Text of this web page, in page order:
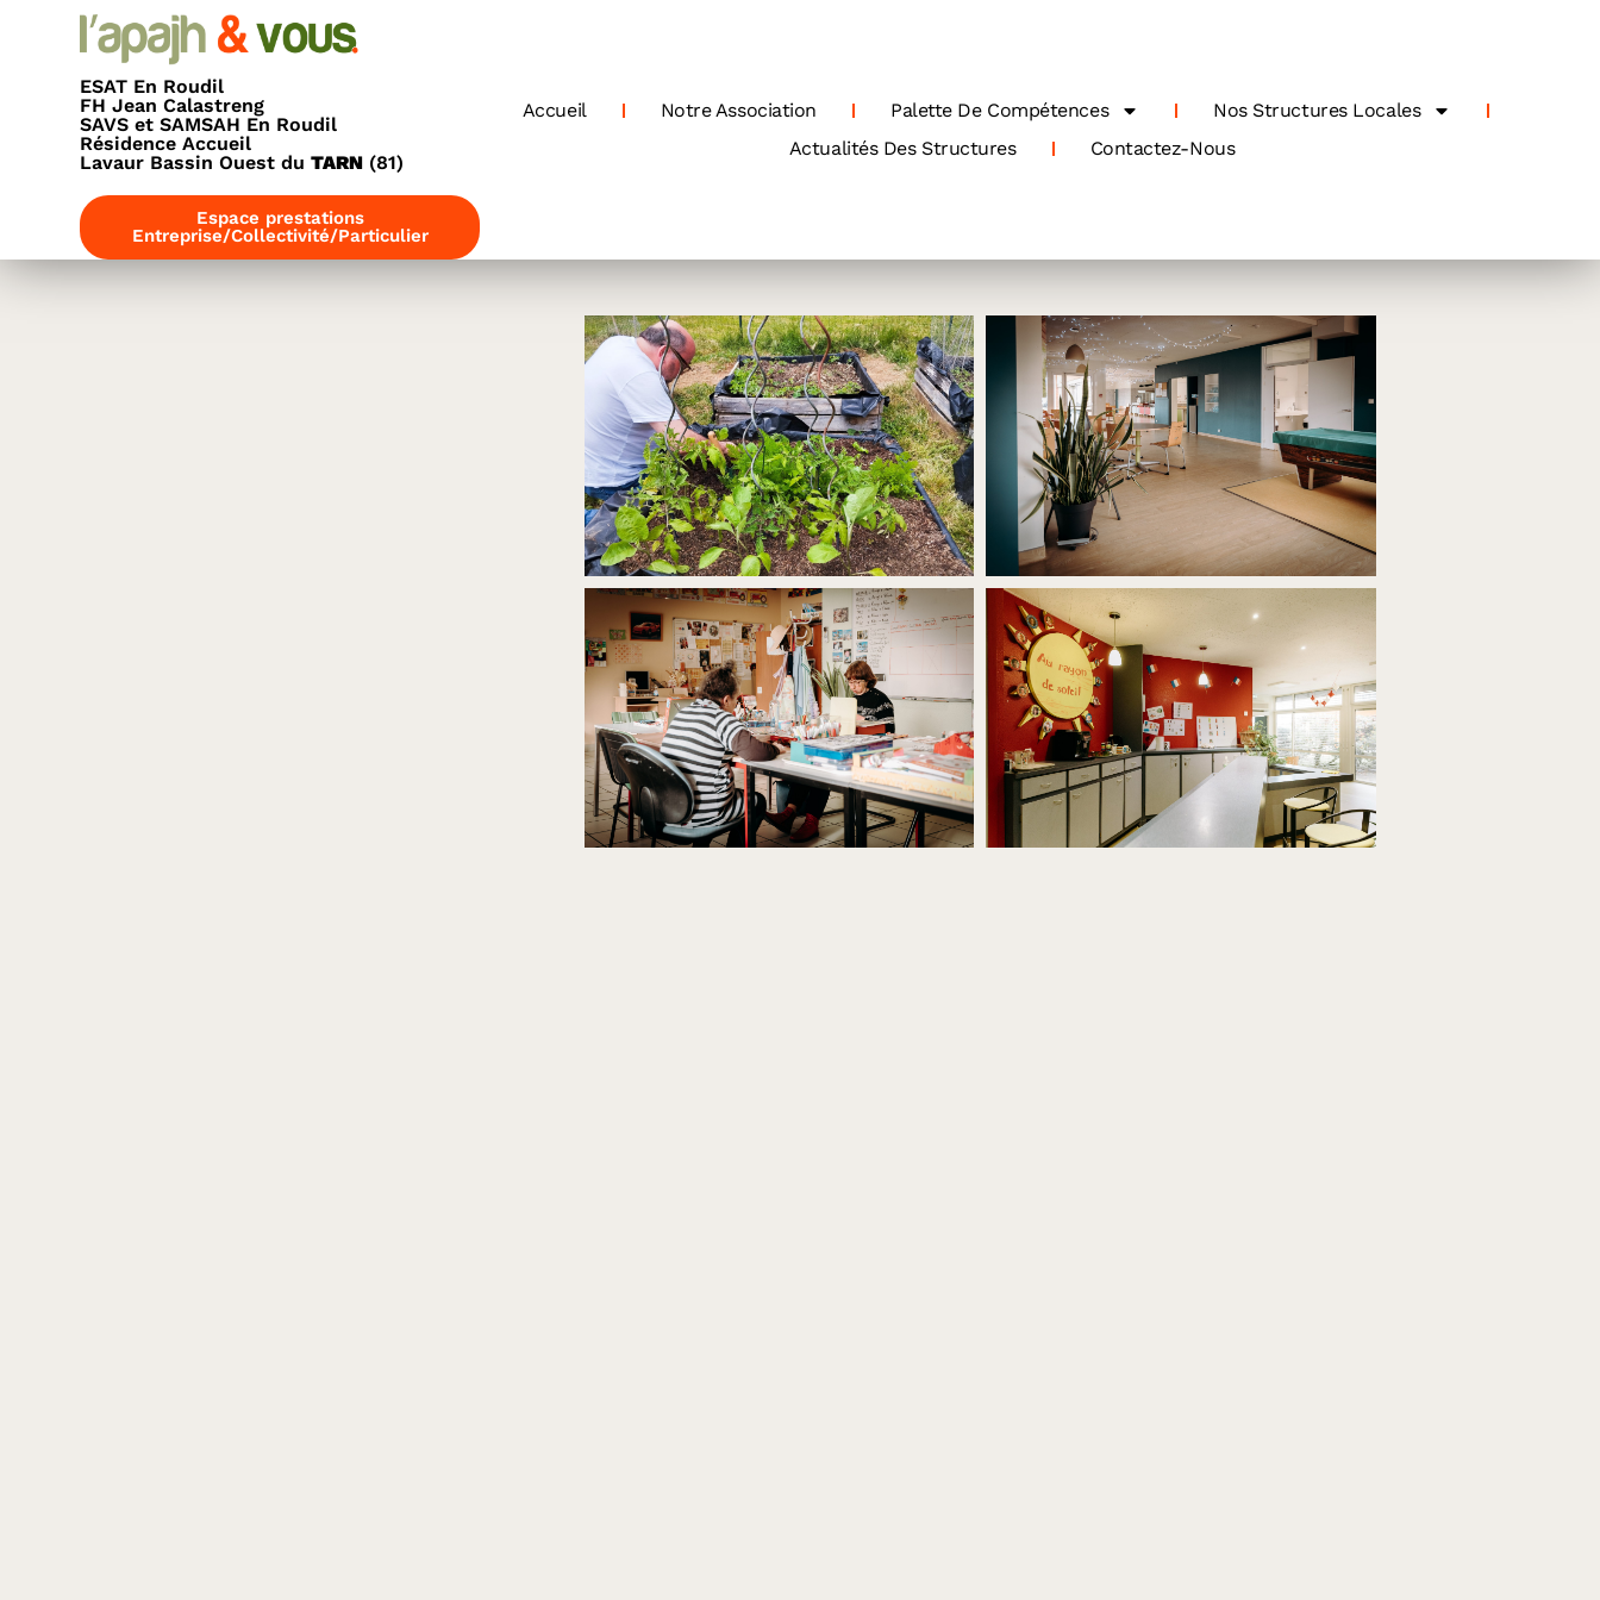
ESAT En Roudil
FH Jean Calastreng
SAVS et SAMSAH En Roudil
Résidence Accueil
Lavaur Bassin Ouest duTARN (81)
Espace prestations
Entreprise/Collectivité/Particulier
Accueil Notre Association Palette De Compétences
Nos Structures Locales
Actualités Des Structures
Contactez-Nous